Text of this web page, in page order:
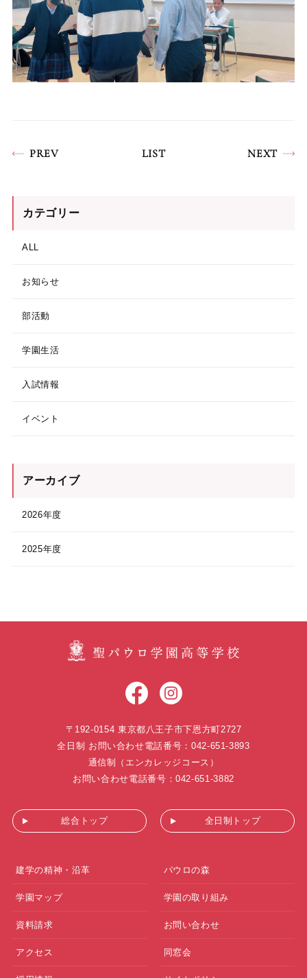
PREV LIST NEXT
カテゴリー
ALL
お知らせ
部活動
学園生活
入試情報
イベント
アーカイブ
2026年度
2025年度
〒192-0154 東京都八王子市下恩方町2727
全日制 お問い合わせ電話番号：042-651-3893
通信制（エンカレッジコース）
お問い合わせ電話番号：042-651-3882
総合トップ 全日制トップ
建学の精神・沿革 パウロの森
学園マップ 学園の取り組み
資料請求 お問い合わせ
アクセス 同窓会